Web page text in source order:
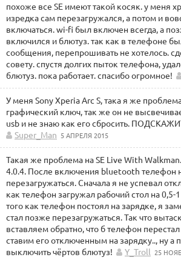
похоже все SE имеют такой косяк. у меня
изредка сам перезагружался, а потом и
включаться. wi-fi был включен всегда, а
включился и блютуз. так как в телефоне
сообщения, перепрошивать не хотелось.
совету. спустя долгих пыток телефона,
блютуз. пока работает. спасибо огромное!
У меня Sony Xperia Arc S, така я же
графический ключ, так же он не
usb и не знаю как его сбросить.
Super_Man 5 АПРЕЛЯ 2015
Такая же проблема на SE Live With
4.0.4. После включения bluetooth телефон
перезагружаться. Сначала я не успевал
как телефон загружал рабочий стол на 0,5-
того как телефон постоял на зарядке, я
стал позже перезагружаться. Так что
вставляем обратно, что б телефон
ставим его отключенным на зарядку.., ну а
выключить чёртов блютуз!
Y_Troll 25